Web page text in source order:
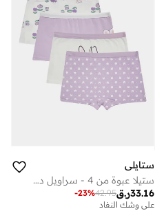
ستايلي
ستيلا عبوة من 4 - سراويل داخلية مطبوعة برسوم كرتونية
ر.ق33.16
42.95
-23%
على وشك النفاد